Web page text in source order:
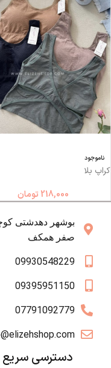
ناموجود
کراپ بلا
218,000 تومان
صفر همکف
09930548229
09395951150
07791092779
دسترسی سریع